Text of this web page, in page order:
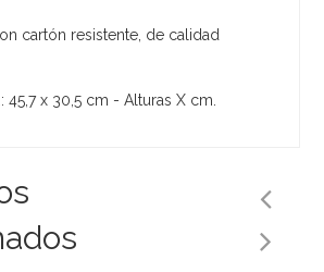
cartón resistente, de calidad
.: 45,7 x 30,5 cm - Alturas X cm.